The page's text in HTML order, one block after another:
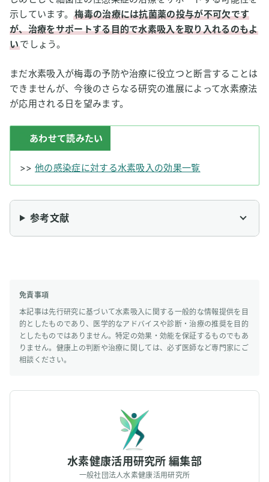
示しています。梅毒の治療には抗菌薬の投与が不可欠です
が、治療をサポートする目的で水素吸入を取り入れるのもよ
いでしょう。
まだ水素吸入が梅毒の予防や治療に役立つと断言することは
できませんが、今後のさらなる研究の進展によって水素療法
が応用される日を望みます。
あわせて読みたい
>> 他の感染症に対する水素吸入の効果一覧
参考文献
免責事項
本記事は先行研究に基づいて水素吸入に関する一般的な情報提供を目
的としたものであり、医学的なアドバイスや診断・治療の推奨を目的
としたものではありません。特定の効果・効能を保証するものでもあ
りません。健康上の判断や治療に関しては、必ず医師など専門家にご
相談ください。
水素健康活用研究所 編集部
一般社団法人水素健康活用研究所